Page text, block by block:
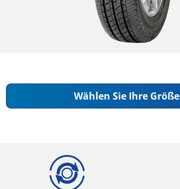
Wählen Sie Ihre Größe